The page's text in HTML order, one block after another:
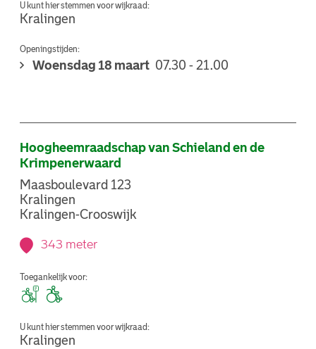
U kunt hier stemmen voor wijkraad:
Kralingen
Openingstijden:
Woensdag 18 maart 07.30 - 21.00
Hoogheemraadschap van Schieland en de
Krimpenerwaard
Maasboulevard 123
Kralingen
Kralingen-Crooswijk
343 meter
Toegankelijk voor:
U kunt hier stemmen voor wijkraad:
Kralingen